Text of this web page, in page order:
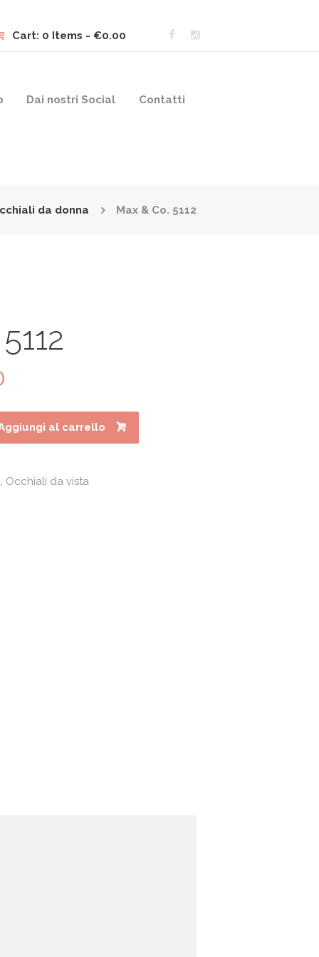
Cart: 0 Items - €0.00
Dai nostri Social Contatti
da donna Max & Co. 5112
attuale
è:
€98.40.
al carrello
, Occhiali da vista